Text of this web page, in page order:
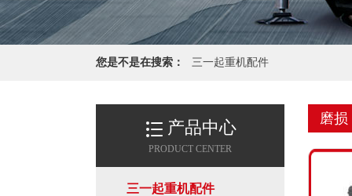
您是不是在搜索： 三一起重机配件
产品中心
PRODUCT CENTER
三一起重机配件
磨损